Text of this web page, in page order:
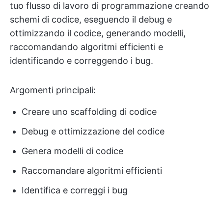
tuo flusso di lavoro di programmazione creando
schemi di codice, eseguendo il debug e
ottimizzando il codice, generando modelli,
raccomandando algoritmi efficienti e
identificando e correggendo i bug.
Argomenti principali:
Creare uno scaffolding di codice
Debug e ottimizzazione del codice
Genera modelli di codice
Raccomandare algoritmi efficienti
Identifica e correggi i bug